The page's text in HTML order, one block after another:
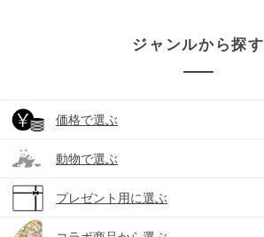
ジャンルから探す
価格で選ぶ
動物で選ぶ
プレゼント用に選ぶ